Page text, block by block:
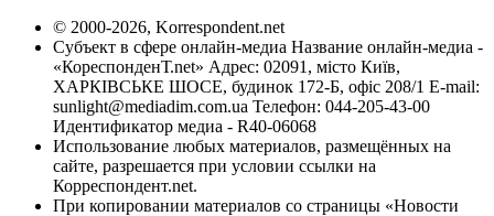
© 2000-2026, Korrespondent.net
Субъект в сфере онлайн-медиа Название онлайн-медиа -
«КореспонденТ.net» Адрес: 02091, місто Київ,
ХАРКІВСЬКЕ ШОСЕ, будинок 172-Б, офіс 208/1 E-mail:
sunlight@mediadim.com.ua Телефон: 044-205-43-00
Идентификатор медиа - R40-06068
Использование любых материалов, размещённых на
сайте, разрешается при условии ссылки на
Корреспондент.net.
При копировании материалов со страницы «Новости